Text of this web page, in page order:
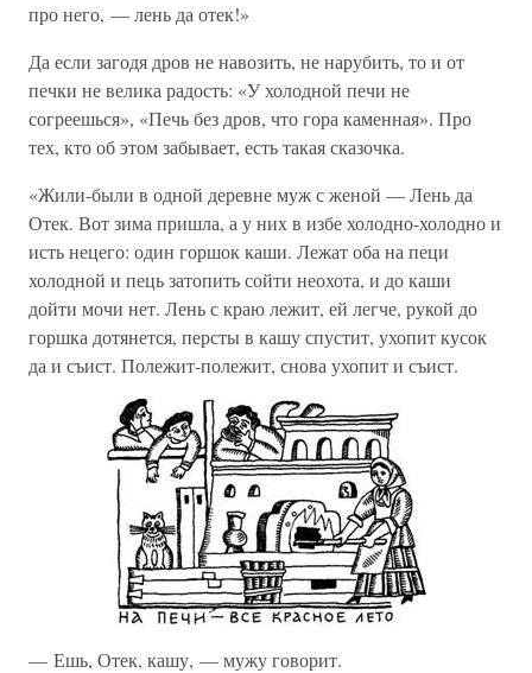
про него, — лень да отек!»
Да если загодя дров не навозить, не нарубить, то и от
печки не велика радость: «У холодной печи не
согреешься», «Печь без дров, что гора каменная». Про
тех, кто об этом забывает, есть такая сказочка.
«Жили-были в одной деревне муж с женой — Лень да
Отек. Вот зима пришла, а у них в избе холодно-холодно и
исть нецего: один горшок каши. Лежат оба на пеци
холодной и пець затопить сойти неохота, и до каши
дойти мочи нет. Лень с краю лежит, ей легче, рукой до
горшка дотянется, персты в кашу спустит, ухопит кусок
да и съист. Полежит-полежит, снова ухопит и съист.
— Ешь, Отек, кашу, — мужу говорит.